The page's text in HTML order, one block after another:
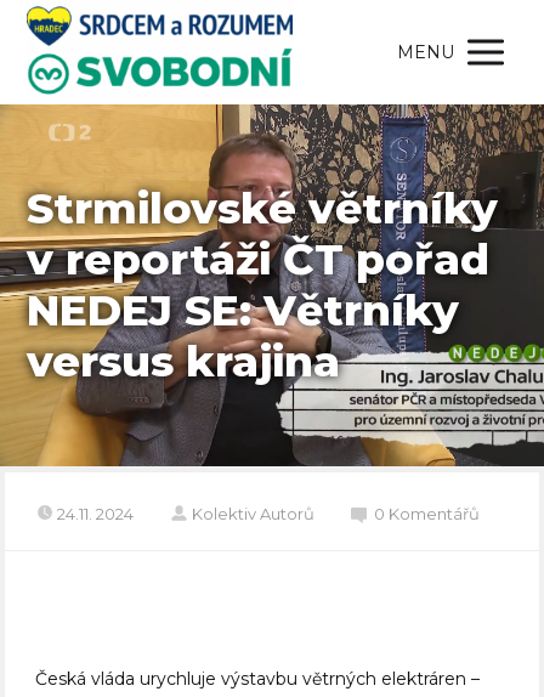
MENU
Strmilovské větrníky
v reportáži ČT pořad
NEDEJ SE: Větrníky
versus krajina
24.11. 2024 Kolektiv Autorů 0 Komentářů
Česká vláda urychluje výstavbu větrných elektráren –